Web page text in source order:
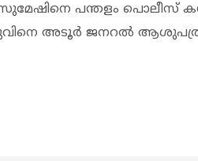
പന്തളം പൊലീസ്
അടൂർ ജനറൽ